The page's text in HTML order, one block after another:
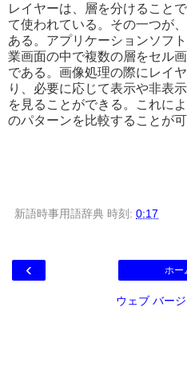
レイヤーは、層を分けること
て使われている。その一つが
ある。アプリケーションソフ
業画面の中で複数の層をセル
である。画像処理の際にレイ
り、必要に応じて表示や非表
を見ることができる。これに
のパターンを比較することが可
新語時事用語辞典 時刻: 0:17
‹ ホー
ウェブ バー